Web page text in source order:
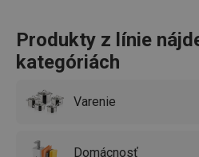
zaoblené línie.
Produkty z línie
kategóriách
Varenie
Domácnosť